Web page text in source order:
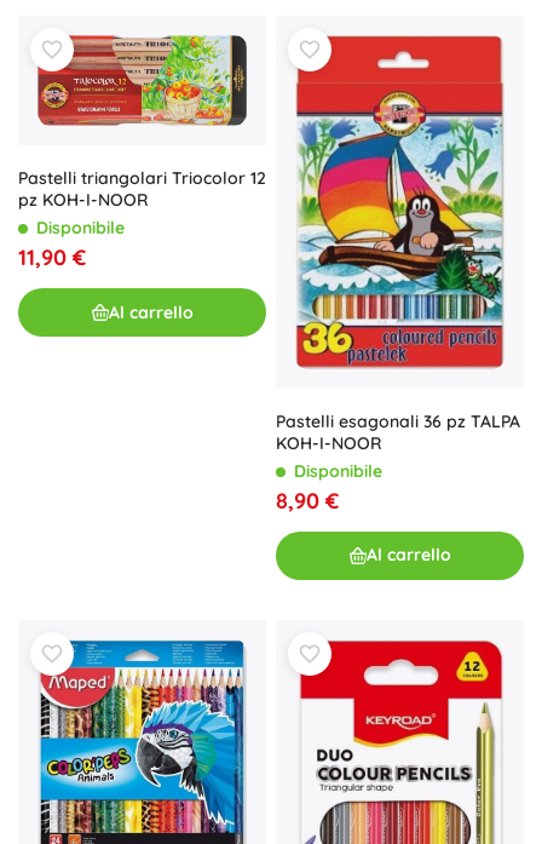
Pastelli triangolari Triocolor 12
pz KOH-I-NOOR
Disponibile
11,90 €
Al carrello
Pastelli esagonali 36 pz TALPA
KOH-I-NOOR
Disponibile
8,90 €
Al carrello